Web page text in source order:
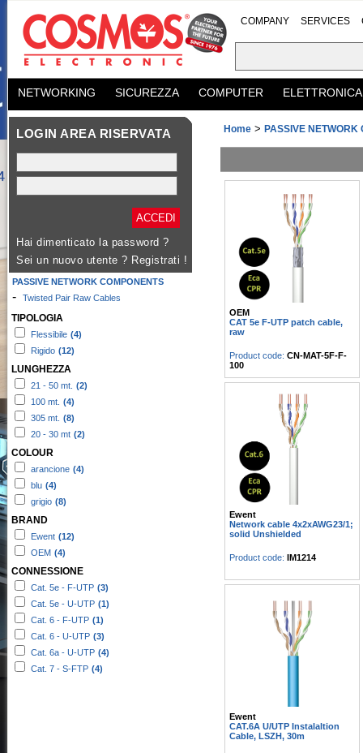
COMPANY SERVICES
NETWORKING SICUREZZA COMPUTER ELETTRONICA
LOGIN AREA RISERVATA
Hai dimenticato la password ?
Sei un nuovo utente ? Registrati !
PASSIVE NETWORK COMPONENTS
- Twisted Pair Raw Cables
TIPOLOGIA
Flessibile (4)
Rigido (12)
LUNGHEZZA
21 - 50 mt. (2)
100 mt. (4)
305 mt. (8)
20 - 30 mt (2)
COLOUR
arancione (4)
blu (4)
grigio (8)
BRAND
Ewent (12)
OEM (4)
CONNESSIONE
Cat. 5e - F-UTP (3)
Cat. 5e - U-UTP (1)
Cat. 6 - F-UTP (1)
Cat. 6 - U-UTP (3)
Cat. 6a - U-UTP (4)
Cat. 7 - S-FTP (4)
Home > PASSIVE NETWORK
OEM
CAT 5e F-UTP patch cable,
raw
Product code: CN-MAT-5F-F-
100
Ewent
Network cable 4x2xAWG23/1;
solid Unshielded
Product code: IM1214
Ewent
CAT.6A U/UTP Instalaltion
Cable, LSZH, 30m